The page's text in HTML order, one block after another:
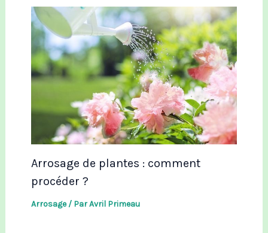
Arrosage de plantes : comment
procéder ?
Arrosage/ ParAvril Primeau